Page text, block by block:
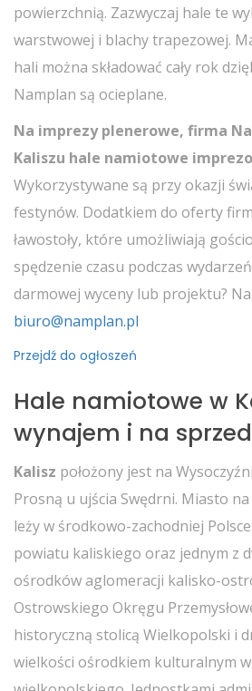
powierzchnią. Zazwyczaj hale te
warstwowej i blachy trapezowej.
hali można składować cały rok
Namplan są ocieplane.
Na imprezy plenerowe, firma
Kaliszu hale namiotowe
Wykorzystywane są przy okazji
festynów. Dodatkiem do oferty
ławostoły, które umożliwiają
spędzenie czasu podczas
darmowej wyceny lub projektu?
biuro@namplan.pl
Przejdź do ogłoszeń
Hale namiotowe w
wynajem i na
Kalisz położony jest na
Prosną u ujścia Swędrni. Miasto
leży w środkowo-zachodniej
powiatu kaliskiego oraz jednym z
ośrodków aglomeracji kalisko-
Ostrowskiego Okręgu
historyczną stolicą Wielkopolski i
wielkości ośrodkiem kulturalnym